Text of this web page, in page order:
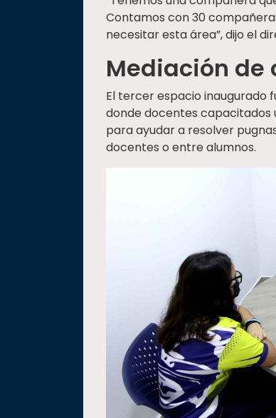
Contamos con 30
necesitar esta área”, dijo el
Mediación de
El tercer espacio inaugurado
donde docentes capacitados
para ayudar a resolver
docentes o entre alumnos.